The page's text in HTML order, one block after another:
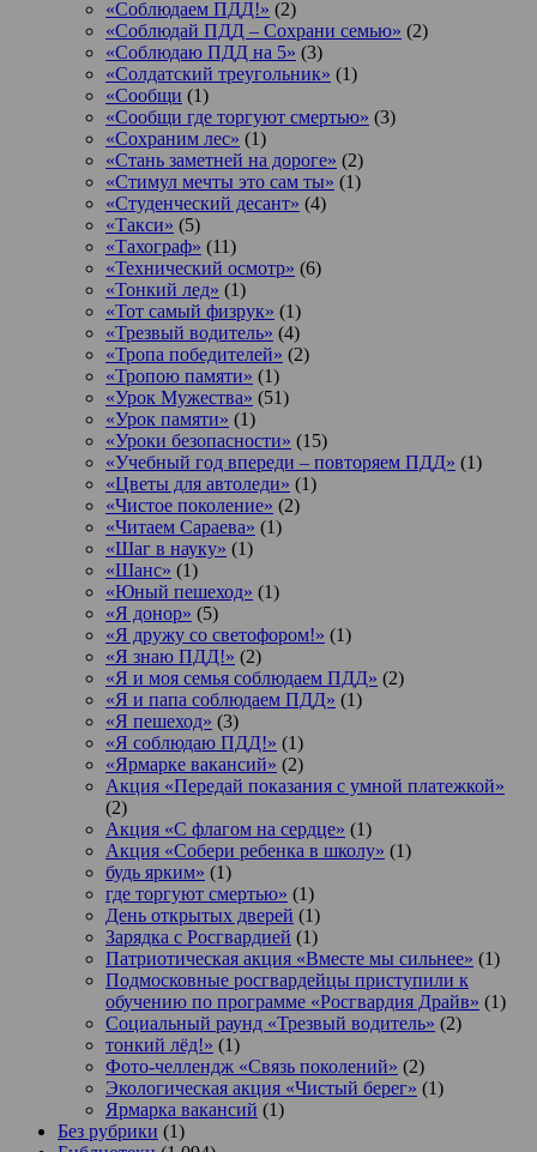
«Соблюдаем ПДД!» (2)
«Соблюдай ПДД – Сохрани семью» (2)
«Соблюдаю ПДД на 5» (3)
«Солдатский треугольник» (1)
«Сообщи (1)
«Сообщи где торгуют смертью» (3)
«Сохраним лес» (1)
«Стань заметней на дороге» (2)
«Стимул мечты это сам ты» (1)
«Студенческий десант» (4)
«Такси» (5)
«Тахограф» (11)
«Технический осмотр» (6)
«Тонкий лед» (1)
«Тот самый физрук» (1)
«Трезвый водитель» (4)
«Тропа победителей» (2)
«Тропою памяти» (1)
«Урок Мужества» (51)
«Урок памяти» (1)
«Уроки безопасности» (15)
«Учебный год впереди – повторяем ПДД» (1)
«Цветы для автоледи» (1)
«Чистое поколение» (2)
«Читаем Сараева» (1)
«Шаг в науку» (1)
«Шанс» (1)
«Юный пешеход» (1)
«Я донор» (5)
«Я дружу со светофором!» (1)
«Я знаю ПДД!» (2)
«Я и моя семья соблюдаем ПДД» (2)
«Я и папа соблюдаем ПДД» (1)
«Я пешеход» (3)
«Я соблюдаю ПДД!» (1)
«Ярмарке вакансий» (2)
Акция «Передай показания с умной платежкой»
(2)
Акция «С флагом на сердце» (1)
Акция «Собери ребенка в школу» (1)
будь ярким» (1)
где торгуют смертью» (1)
День открытых дверей (1)
Зарядка с Росгвардией (1)
Патриотическая акция «Вместе мы сильнее» (1)
Подмосковные росгвардейцы приступили к
обучению по программе «Росгвардия Драйв» (1)
Социальный раунд «Трезвый водитель» (2)
тонкий лёд!» (1)
Фото-челлендж «Связь поколений» (2)
Экологическая акция «Чистый берег» (1)
Ярмарка вакансий (1)
Без рубрики (1)